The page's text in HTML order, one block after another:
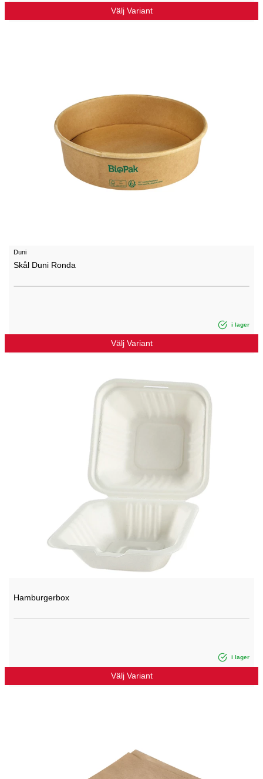
Välj Variant
Duni
Skål Duni Ronda
i lager
Välj Variant
Hamburgerbox
i lager
Välj Variant